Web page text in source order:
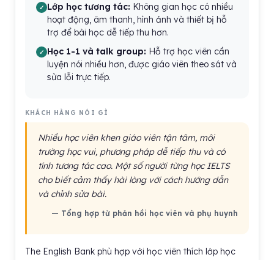
Lớp học tương tác: Không gian học có nhiều
hoạt động, âm thanh, hình ảnh và thiết bị hỗ
trợ để bài học dễ tiếp thu hơn.
Học 1-1 và talk group: Hỗ trợ học viên cần
luyện nói nhiều hơn, được giáo viên theo sát và
sửa lỗi trực tiếp.
KHÁCH HÀNG NÓI GÌ
Nhiều học viên khen giáo viên tận tâm, môi
trường học vui, phương pháp dễ tiếp thu và có
tính tương tác cao. Một số người từng học IELTS
cho biết cảm thấy hài lòng với cách hướng dẫn
và chỉnh sửa bài.
— Tổng hợp từ phản hồi học viên và phụ huynh
The English Bank phù hợp với học viên thích lớp học